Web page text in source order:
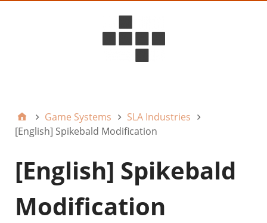
Game Systems
SLA Industries
[English] Spikebald Modification
[English] Spikebald
Modification